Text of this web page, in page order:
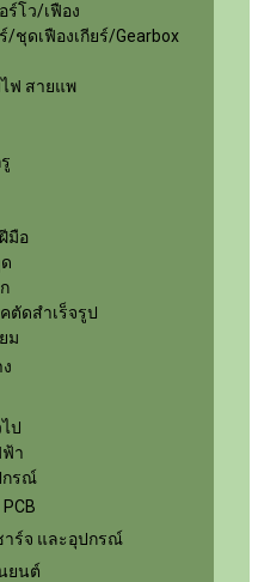
ร์โว/เฟือง
/ชุดเฟืองเกียร์/Gearbox
ฟ สายแพ
มือ
ตัดสำเร็จรูป
ม
ป
ฟ้า
กรณ์
าร์จ และอุปกรณ์
ยนต์